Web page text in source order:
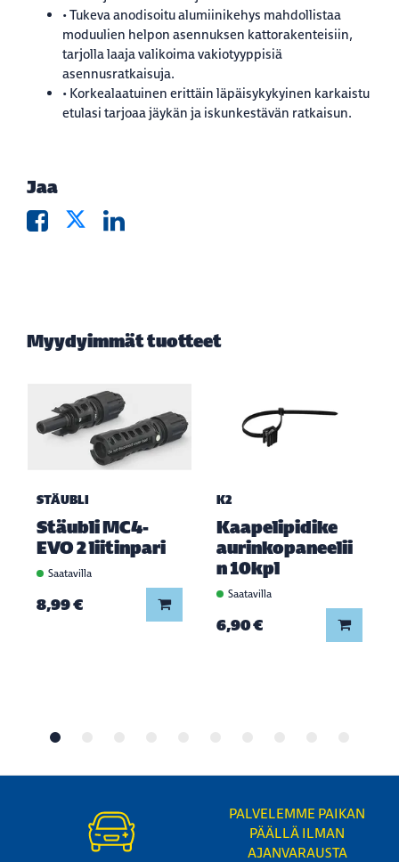
• Tukeva anodisoitu alumiinikehys mahdollistaa
moduulien helpon asennuksen kattorakenteisiin,
tarjolla laaja valikoima vakiotyyppisiä
asennusratkaisuja.
• Korkealaatuinen erittäin läpäisykykyinen karkaistu
etulasi tarjoaa jäykän ja iskunkestävän ratkaisun.
Jaa
Myydyimmät tuotteet
STÄUBLI
Stäubli MC4-
EVO 2 liitinpari
Saatavilla
8,99 € Lisää koriin
K2
Kaapelipidike
aurinkopaneelii
n 10kpl
Saatavilla
6,90 € Lisää
PALVELEMME PAIKAN
PÄÄLLÄ ILMAN
AJANVARAUSTA